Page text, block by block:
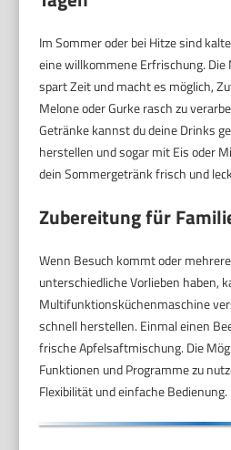
Im Sommer oder bei Hitze sind
eine willkommene Erfrischung.
spart Zeit und macht es möglich,
Melone oder Gurke rasch zu
Getränke kannst du deine Drinks
herstellen und sogar mit Eis oder
dein Sommergetränk frisch und
Zubereitung für
Wenn Besuch kommt oder
unterschiedliche Vorlieben haben,
Multifunktionsküchenmaschine
schnell herstellen. Einmal einen
frische Apfelsaftmischung. Die
Funktionen und Programme zu
Flexibilität und einfache Bedienung.